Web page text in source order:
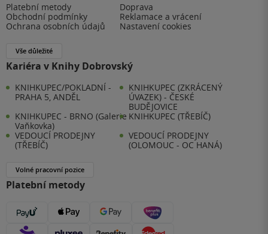
Platební metody
Doprava
Obchodní podmínky
Reklamace a vrácení
Ochrana osobních údajů
Nastavení cookies
Vše důležité
Kariéra v Knihy Dobrovský
KNIHKUPEC/POKLADNÍ -
PRAHA 5, ANDĚL
KNIHKUPEC (ZKRÁCENÝ
ÚVAZEK) - ČESKÉ
BUDĚJOVICE
KNIHKUPEC - BRNO (Galerie
Vaňkovka)
KNIHKUPEC (TŘEBÍČ)
VEDOUCÍ PRODEJNY
(TŘEBÍČ)
VEDOUCÍ PRODEJNY
(OLOMOUC - OC HANÁ)
Volné pracovní pozice
Platební metody